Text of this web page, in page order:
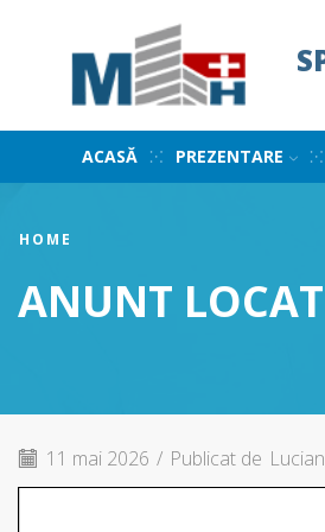
ACASĂ PREZENTARE
HOME
ANUNT
11 mai 2026 / Publicat de Lucian